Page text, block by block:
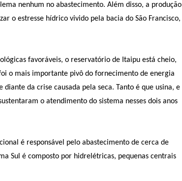
nenhum no abastecimento. Além disso, a produção
o estresse hídrico vivido pela bacia do São Francisco,
favoráveis, o reservatório de Itaipu está cheio,
o mais importante pivô do fornecimento de energia
da crise causada pela seca. Tanto é que usina, e
o atendimento do sistema nesses dois anos
é responsável pelo abastecimento de cerca de
Sul é composto por hidrelétricas, pequenas centrais